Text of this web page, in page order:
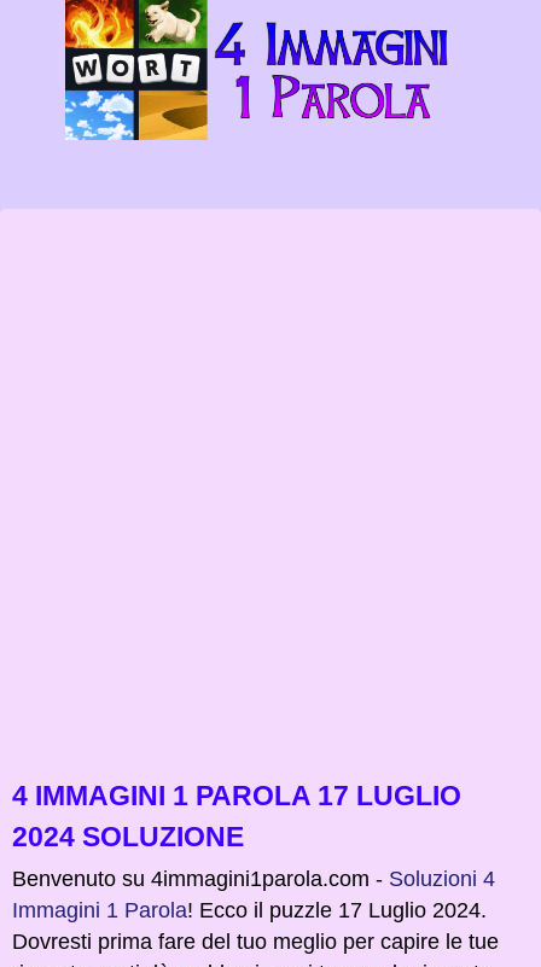
4 IMMAGINI 1 PAROLA 17 LUGLIO
2024 SOLUZIONE
Benvenuto su 4immagini1parola.com - Soluzioni 4
Immagini 1 Parola! Ecco il puzzle 17 Luglio 2024.
Dovresti prima fare del tuo meglio per capire le tue